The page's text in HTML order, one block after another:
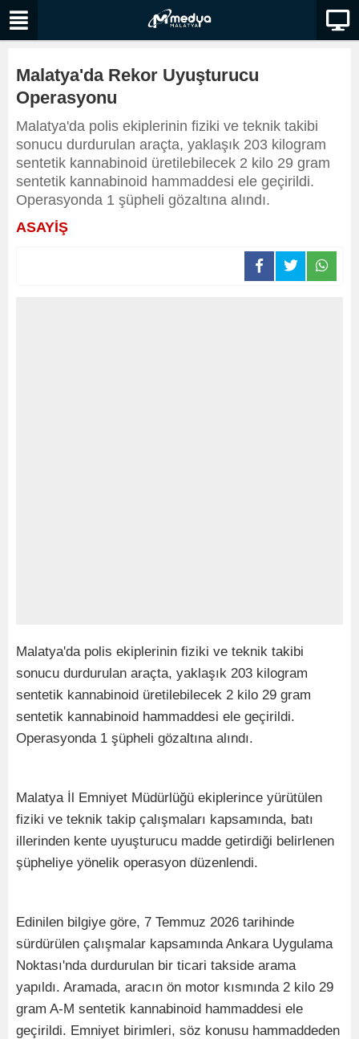
Malatya'da Rekor Uyuşturucu
Operasyonu
Malatya'da polis ekiplerinin fiziki ve teknik takibi
sonucu durdurulan araçta, yaklaşık 203 kilogram
sentetik kannabinoid üretilebilecek 2 kilo 29 gram
sentetik kannabinoid hammaddesi ele geçirildi.
Operasyonda 1 şüpheli gözaltına alındı.
ASAYİŞ
Malatya'da polis ekiplerinin fiziki ve teknik takibi
sonucu durdurulan araçta, yaklaşık 203 kilogram
sentetik kannabinoid üretilebilecek 2 kilo 29 gram
sentetik kannabinoid hammaddesi ele geçirildi.
Operasyonda 1 şüpheli gözaltına alındı.
Malatya İl Emniyet Müdürlüğü ekiplerince yürütülen
fiziki ve teknik takip çalışmaları kapsamında, batı
illerinden kente uyuşturucu madde getirdiği belirlenen
şüpheliye yönelik operasyon düzenlendi.
Edinilen bilgiye göre, 7 Temmuz 2026 tarihinde
sürdürülen çalışmalar kapsamında Ankara Uygulama
Noktası'nda durdurulan bir ticari takside arama
yapıldı. Aramada, aracın ön motor kısmında 2 kilo 29
gram A-M sentetik kannabinoid hammaddesi ele
geçirildi. Emniyet birimleri, söz konusu hammaddeden